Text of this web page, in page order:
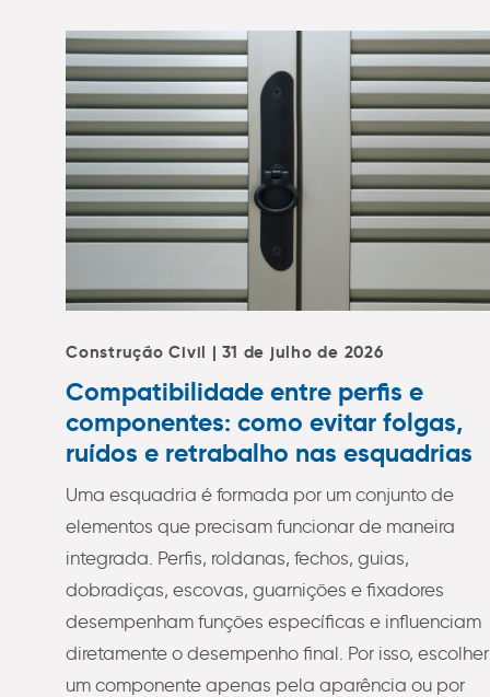
Construção Civil | 31 de julho de 2026
Compatibilidade entre perfis e
componentes: como evitar folgas,
ruídos e retrabalho nas esquadrias
Uma esquadria é formada por um conjunto de
elementos que precisam funcionar de maneira
integrada. Perfis, roldanas, fechos, guias,
dobradiças, escovas, guarnições e fixadores
desempenham funções específicas e influenciam
diretamente o desempenho final. Por isso, escolher
um componente apenas pela aparência ou por